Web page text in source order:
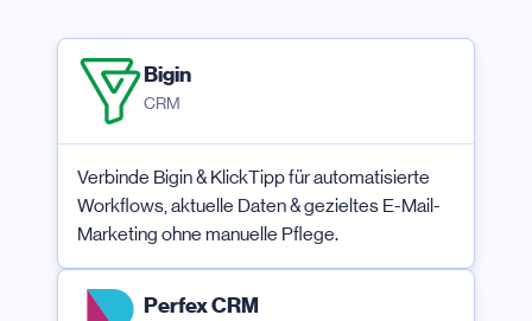
Bigin
CRM
Verbinde Bigin & KlickTipp für automatisierte
Workflows, aktuelle Daten & gezieltes E-Mail-
Marketing ohne manuelle Pflege.
Perfex CRM